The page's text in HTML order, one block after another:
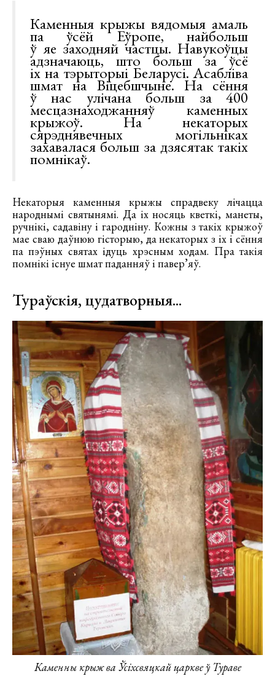
Каменныя крыжы вядомыя амаль
па ўсёй Еўропе, найбольш
ў яе заходняй частцы. Навукоўцы
адзначаюць, што больш за ўсё
іх на тэрыторыі Беларусі. Асабліва
шмат на Віцебшчыне. На сёння
ў нас улічана больш за 400
месцазнаходжанняў каменных
крыжоў. На некаторых
сярэднявечных могільніках
захавалася больш за дзясятак такіх
помнікаў.
Некаторыя каменныя крыжы спрадвеку лічацца
народнымі святынямі. Да іх носяць кветкі, манеты,
ручнікі, садавіну і гародніну. Кожны з такіх крыжоў
мае сваю даўнюю гісторыю, да некаторых з іх і сёння
па пэўных святах ідуць хрэсным ходам. Пра такія
помнікі існуе шмат паданняў і павер’яў.
Тураўскія, цудатворныя...
Каменны крыж ва Ўсіхсвяцкай царкве ў Тураве